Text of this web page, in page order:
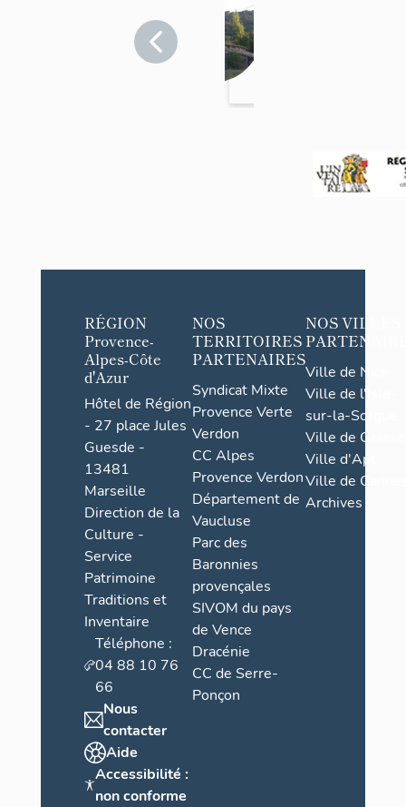
RÉGION
Provence-
Alpes-Côte
d'Azur
Hôtel de Région
- 27 place Jules
Guesde -
13481
Marseille
Direction de la
Culture -
Service
Patrimoine
Traditions et
Inventaire
Téléphone :
04 88 10 76
66
Nous
contacter
Aide
Accessibilité :
non conforme
NOS
TERRITOIRES
PARTENAIRES
Syndicat Mixte
Provence Verte
Verdon
CC Alpes
Provence Verdon
Département de
Vaucluse
Parc des
Baronnies
provençales
SIVOM du pays
de Vence
Dracénie
CC de Serre-
Ponçon
NOS VILLES
Ville de Nice
Ville de l'Isle-
sur-la-Sorgue
Ville de Grasse
Ville d'Apt
Ville de
Archives